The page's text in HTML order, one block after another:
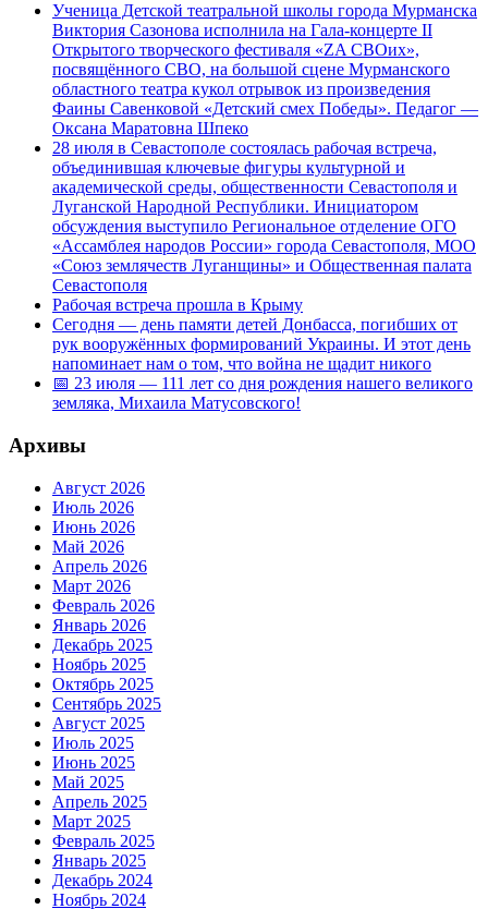
Ученица Детской театральной школы города Мурманска
Виктория Сазонова исполнила на Гала-концерте II
Открытого творческого фестиваля «ZA СВОих»,
посвящённого СВО, на большой сцене Мурманского
областного театра кукол отрывок из произведения
Фаины Савенковой «Детский смех Победы». Педагог —
Оксана Маратовна Шпеко
28 июля в Севастополе состоялась рабочая встреча,
объединившая ключевые фигуры культурной и
академической среды, общественности Севастополя и
Луганской Народной Республики. Инициатором
обсуждения выступило Региональное отделение ОГО
«Ассамблея народов России» города Севастополя, МОО
«Союз землячеств Луганщины» и Общественная палата
Севастополя
Рабочая встреча прошла в Крыму
Сегодня — день памяти детей Донбасса, погибших от
рук вооружённых формирований Украины. И этот день
напоминает нам о том, что война не щадит никого
📅 23 июля — 111 лет со дня рождения нашего великого
земляка, Михаила Матусовского!
Архивы
Август 2026
Июль 2026
Июнь 2026
Май 2026
Апрель 2026
Март 2026
Февраль 2026
Январь 2026
Декабрь 2025
Ноябрь 2025
Октябрь 2025
Сентябрь 2025
Август 2025
Июль 2025
Июнь 2025
Май 2025
Апрель 2025
Март 2025
Февраль 2025
Январь 2025
Декабрь 2024
Ноябрь 2024